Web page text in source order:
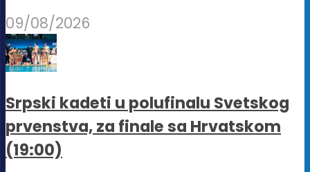
09/08/2026
Srpski kadeti u polufinalu Svetskog
prvenstva, za finale sa Hrvatskom
(19:00)